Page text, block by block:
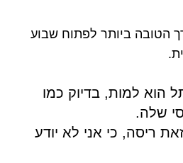
הטובה ביותר לפתוח שבוע
הוא למות, בדיוק כמו
שלה.
ריסה, כי אני לא יודע